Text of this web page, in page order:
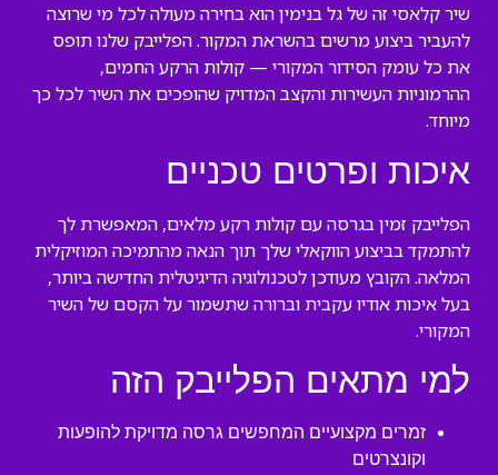
שיר קלאסי זה של גל בנימין הוא בחירה מעולה לכל מי שרוצה
להעביר ביצוע מרשים בהשראת המקור. הפלייבק שלנו תופס
את כל עומק הסידור המקורי — קולות הרקע החמים,
ההרמוניות העשירות והקצב המדויק שהופכים את השיר לכל כך
מיוחד.
איכות ופרטים טכניים
הפלייבק זמין בגרסה עם קולות רקע מלאים, המאפשרת לך
להתמקד בביצוע הווקאלי שלך תוך הנאה מהתמיכה המוזיקלית
המלאה. הקובץ מעודכן לטכנולוגיה הדיגיטלית החדישה ביותר,
בעל איכות אודיו עקבית וברורה שתשמור על הקסם של השיר
המקורי.
למי מתאים הפלייבק הזה
זמרים מקצועיים המחפשים גרסה מדויקת להופעות
וקונצרטים